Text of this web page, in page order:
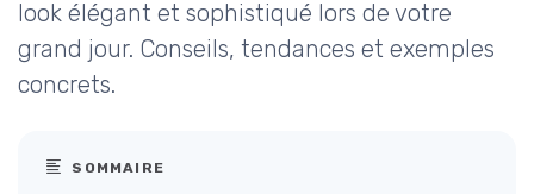
look élégant et sophistiqué lors de votre
grand jour. Conseils, tendances et exemples
concrets.
SOMMAIRE